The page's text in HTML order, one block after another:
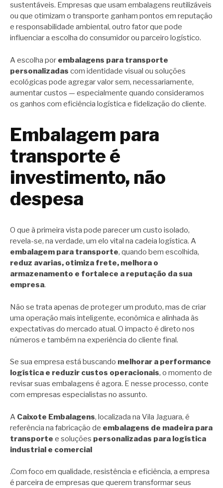
sustentáveis. Empresas que usam embalagens reutilizáveis
ou que otimizam o transporte ganham pontos em reputação
e responsabilidade ambiental, outro fator que pode
influenciar a escolha do consumidor ou parceiro logístico.
A escolha por embalagens para transporte
personalizadas com identidade visual ou soluções
ecológicas pode agregar valor sem, necessariamente,
aumentar custos — especialmente quando consideramos
os ganhos com eficiência logística e fidelização do cliente.
Embalagem para
transporte é
investimento, não
despesa
O que à primeira vista pode parecer um custo isolado,
revela-se, na verdade, um elo vital na cadeia logística. A
embalagem para transporte, quando bem escolhida,
reduz avarias, otimiza frete, melhora o
armazenamento e fortalece a reputação da sua
empresa.
Não se trata apenas de proteger um produto, mas de criar
uma operação mais inteligente, econômica e alinhada às
expectativas do mercado atual. O impacto é direto nos
números e também na experiência do cliente final.
Se sua empresa está buscando melhorar a performance
logística e reduzir custos operacionais, o momento de
revisar suas embalagens é agora. E nesse processo, conte
com empresas especialistas no assunto.
A Caixote Embalagens, localizada na Vila Jaguara, é
referência na fabricação de embalagens de madeira para
transporte e soluções personalizadas para logística
industrial e comercial
.Com foco em qualidade, resistência e eficiência, a empresa
é parceira de empresas que querem transformar seus